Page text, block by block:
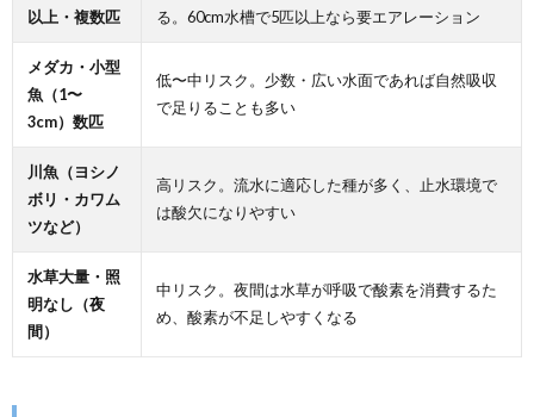
以上・複数匹
る。60cm水槽で5匹以上なら要エアレーション
メダカ・小型
魚（1〜
3cm）数匹
低〜中リスク。少数・広い水面であれば自然吸収
で足りることも多い
川魚（ヨシノ
ボリ・カワム
ツなど）
高リスク。流水に適応した種が多く、止水環境で
は酸欠になりやすい
水草大量・照
明なし（夜
間）
中リスク。夜間は水草が呼吸で酸素を消費するた
め、酸素が不足しやすくなる